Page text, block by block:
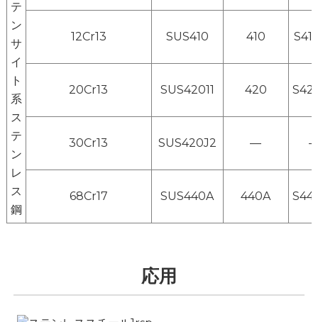
テ
ン
サ
イ
ト
系
ス
テ
ン
レ
ス
鋼
12Cr13 SUS410 410
20Cr13 SUS42011 420
30Cr13 SUS420J2 —
68Cr17 SUS440A 440A
応用